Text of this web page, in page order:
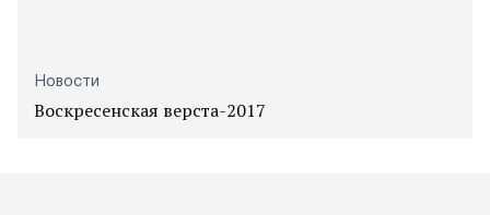
Новости
Воскресенская верста-2017